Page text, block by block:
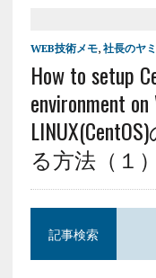
WEB技術メモ, 社長のヤ
How to setup
environment
る方法（１
記事検索